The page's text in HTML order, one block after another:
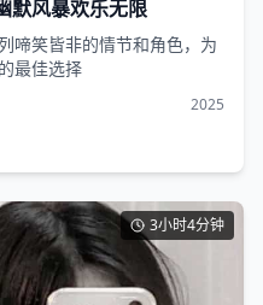
默风暴欢乐无限
啼笑皆非的情节和角色，为
最佳选择
2025
3小时4分钟